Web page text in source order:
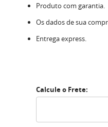
Produto com garantia.
Os dados de sua
Entrega express.
Calcule o Frete: